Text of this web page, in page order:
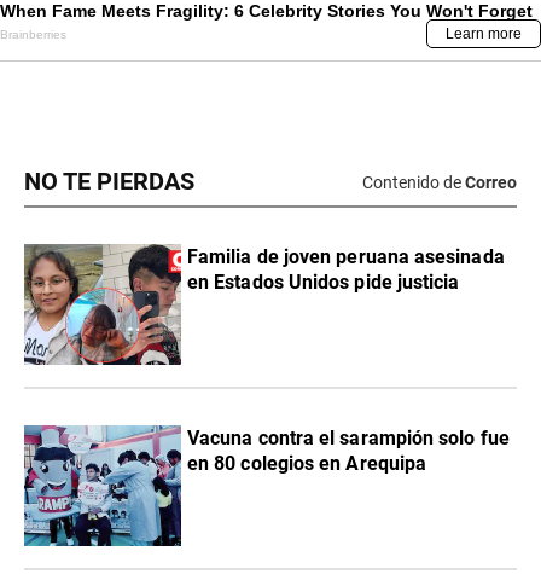
NO TE PIERDAS Contenido deCorreo
Familia de joven peruana asesinada
en Estados Unidos pide justicia
Vacuna contra el sarampión solo fue
en 80 colegios en Arequipa